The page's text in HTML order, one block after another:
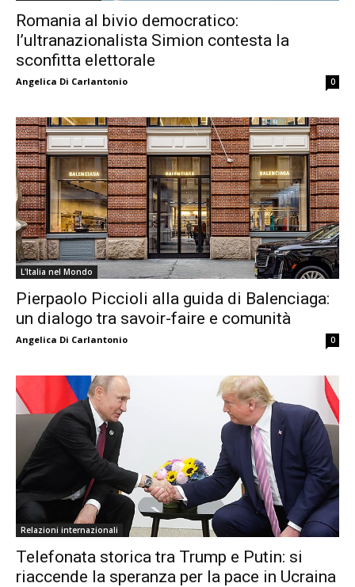
Romania al bivio democratico:
l’ultranazionalista Simion contesta la
sconfitta elettorale
Angelica Di Carlantonio 0
L'Italia nel Mondo
Pierpaolo Piccioli alla guida di Balenciaga:
un dialogo tra savoir-faire e comunità
Angelica Di Carlantonio 0
Relazioni internazionali
Telefonata storica tra Trump e Putin: si
riaccende la speranza per la pace in Ucraina